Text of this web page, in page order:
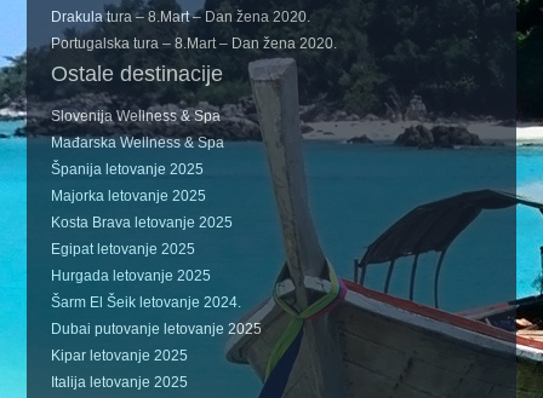
Drakula tura – 8.Mart – Dan žena 2020.
Portugalska tura – 8.Mart – Dan žena 2020.
Ostale destinacije
Slovenija Wellness & Spa
Mađarska Wellness & Spa
Španija letovanje 2025
Majorka letovanje 2025
Kosta Brava letovanje 2025
Egipat letovanje 2025
Hurgada letovanje 2025
Šarm El Šeik letovanje 2024.
Dubai putovanje letovanje 2025
Kipar letovanje 2025
Italija letovanje 2025